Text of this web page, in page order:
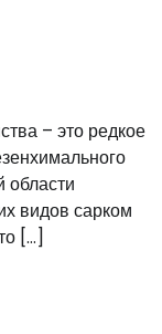
– это редкое
видов сарком
[…]